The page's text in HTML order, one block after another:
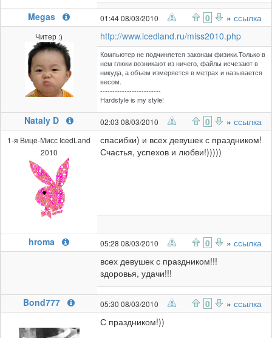
Megas
01:44 08/03/2010 0 » ссылка
Читер :) http://www.icedland.ru/miss2010.php
Компьютер не подчиняется законам физики.Только в
нем глюки возникают из ничего, файлы исчезают в
никуда, а объем измеряется в метрах и называется
весом.
-------------------------
Hardstyle is my style!
Nataly D 02:03 08/03/2010 0 » ссылка
1-я Вице-Мисс IcedLand
2010
спасибки) и всех девушек с праздником!
Счастья, успехов и любви!)))))
hroma 05:28 08/03/2010 0 » ссылка
всех девушек с праздником!!!
здоровья, удачи!!!
Bond777 05:30 08/03/2010 0 » ссылка
С праздником!))